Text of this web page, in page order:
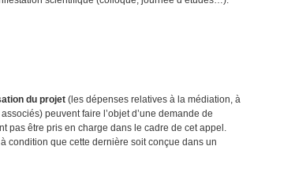
du projet (les dépenses relatives à la médiation, à
peuvent faire l’objet d’une demande de
pas être pris en charge dans le cadre de cet appel.
condition que cette dernière soit conçue dans un